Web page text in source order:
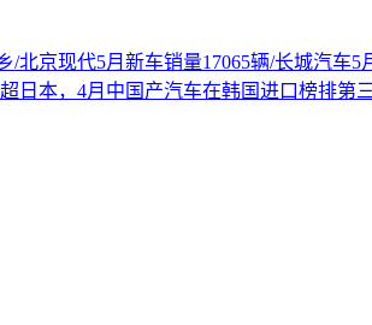
北京现代5月新车销量17065辆/长城汽车5
日本，4月中国产汽车在韩国进口榜排第